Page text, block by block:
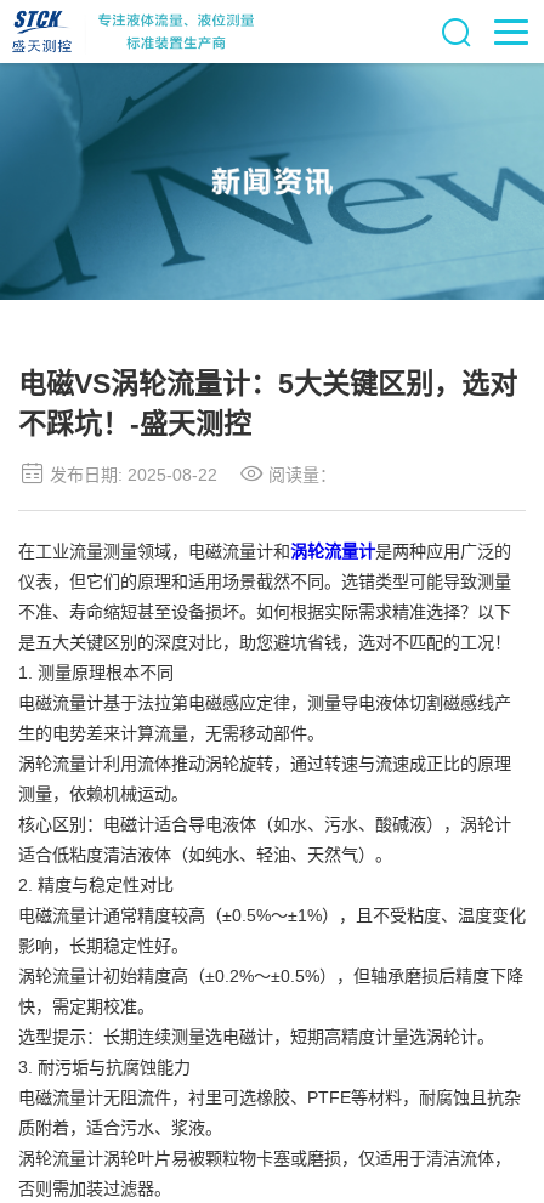
电磁VS涡轮流量计：5大关键区别，选对
不踩坑！-盛天测控
发布日期: 2025-08-22 阅读量：
在工业流量测量领域，电磁流量计和涡轮流量计是两种应用广泛的
仪表，但它们的原理和适用场景截然不同。选错类型可能导致测量
不准、寿命缩短甚至设备损坏。如何根据实际需求精准选择？以下
是五大关键区别的深度对比，助您避坑省钱，选对不匹配的工况！
1. 测量原理根本不同
电磁流量计基于法拉第电磁感应定律，测量导电液体切割磁感线产
生的电势差来计算流量，无需移动部件。
涡轮流量计利用流体推动涡轮旋转，通过转速与流速成正比的原理
测量，依赖机械运动。
核心区别：电磁计适合导电液体（如水、污水、酸碱液），涡轮计
适合低粘度清洁液体（如纯水、轻油、天然气）。
2. 精度与稳定性对比
电磁流量计通常精度较高（±0.5%～±1%），且不受粘度、温度变化
影响，长期稳定性好。
涡轮流量计初始精度高（±0.2%～±0.5%），但轴承磨损后精度下降
快，需定期校准。
选型提示：长期连续测量选电磁计，短期高精度计量选涡轮计。
3. 耐污垢与抗腐蚀能力
电磁流量计无阻流件，衬里可选橡胶、PTFE等材料，耐腐蚀且抗杂
质附着，适合污水、浆液。
涡轮流量计涡轮叶片易被颗粒物卡塞或磨损，仅适用于清洁流体，
否则需加装过滤器。